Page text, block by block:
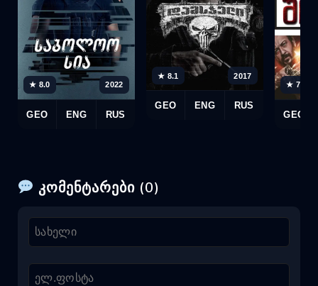
★ 8.0 2022
GEO ENG RUS
★ 8.1 2017
GEO ENG RUS
★ 7.9
GEO
კომენტარები (0)